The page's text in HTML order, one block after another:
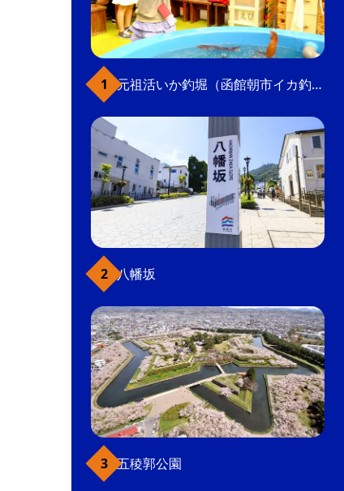
元祖活いか釣堀（函館朝市イカ釣り体験）
八幡坂
五稜郭公園